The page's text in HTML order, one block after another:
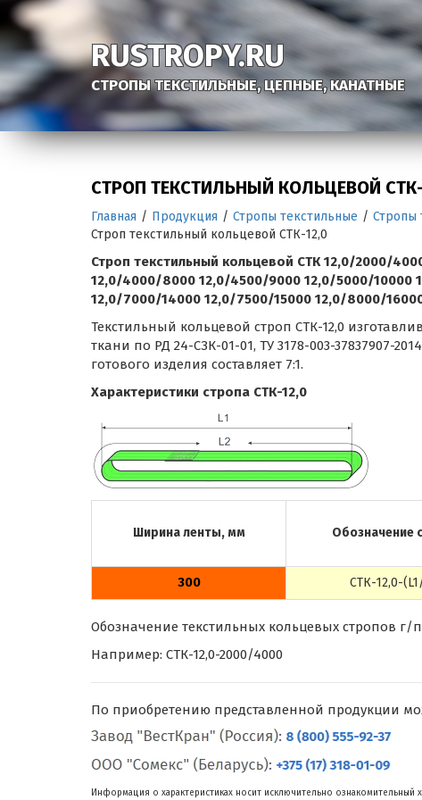
RUSTROPY.RU
СТРОПЫ ТЕКСТИЛЬНЫЕ, ЦЕПНЫЕ, КАНАТНЫЕ
СТРОП ТЕКСТИЛЬНЫЙ КОЛЬЦЕВОЙ
Главная / Продукция / Стропы текстильные / Стропы
Строп текстильный кольцевой СТК-12,0
Строп текстильный кольцевой СТК 12,0/2000/
12,0/4000/8000 12,0/4500/9000 12,0/5000/10000
12,0/7000/14000 12,0/7500/15000 12,0/8000/
Текстильный кольцевой строп СТК-12,0
ткани по РД 24-СЗК-01-01, ТУ 3178-003-37837907-
готового изделия составляет 7:1.
Характеристики стропа СТК-12,0
Ширина ленты, мм Обозначение
300 СТК-12,0-
Обозначение текстильных кольцевых стропов г/п
Например: СТК-12,0-2000/4000
По приобретению представленной продукции
Информация о характеристиках носит исключительно